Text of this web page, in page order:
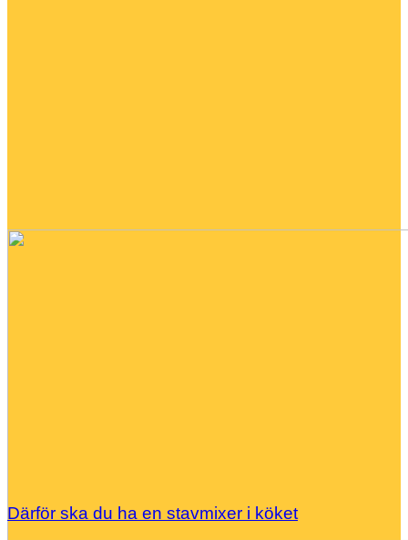
Därför ska du ha en stavmixer i köket